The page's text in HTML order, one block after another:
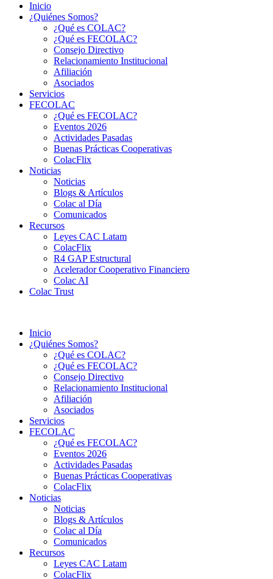
Inicio
¿Quiénes Somos?
¿Qué es COLAC?
¿Qué es FECOLAC?
Consejo Directivo
Relacionamiento Institucional
Afiliación
Asociados
Servicios
FECOLAC
¿Qué es FECOLAC?
Eventos 2026
Actividades Pasadas
Buenas Prácticas Cooperativas
ColacFlix
Noticias
Noticias
Blogs & Artículos
Colac al Día
Comunicados
Recursos
Leyes CAC Latam
ColacFlix
R4 GAP Estructural
Acelerador Cooperativo Financiero
Colac AI
Colac Trust
Inicio
¿Quiénes Somos?
¿Qué es COLAC?
¿Qué es FECOLAC?
Consejo Directivo
Relacionamiento Institucional
Afiliación
Asociados
Servicios
FECOLAC
¿Qué es FECOLAC?
Eventos 2026
Actividades Pasadas
Buenas Prácticas Cooperativas
ColacFlix
Noticias
Noticias
Blogs & Artículos
Colac al Día
Comunicados
Recursos
Leyes CAC Latam
ColacFlix